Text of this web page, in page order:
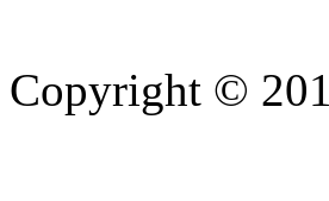
Copyright ©